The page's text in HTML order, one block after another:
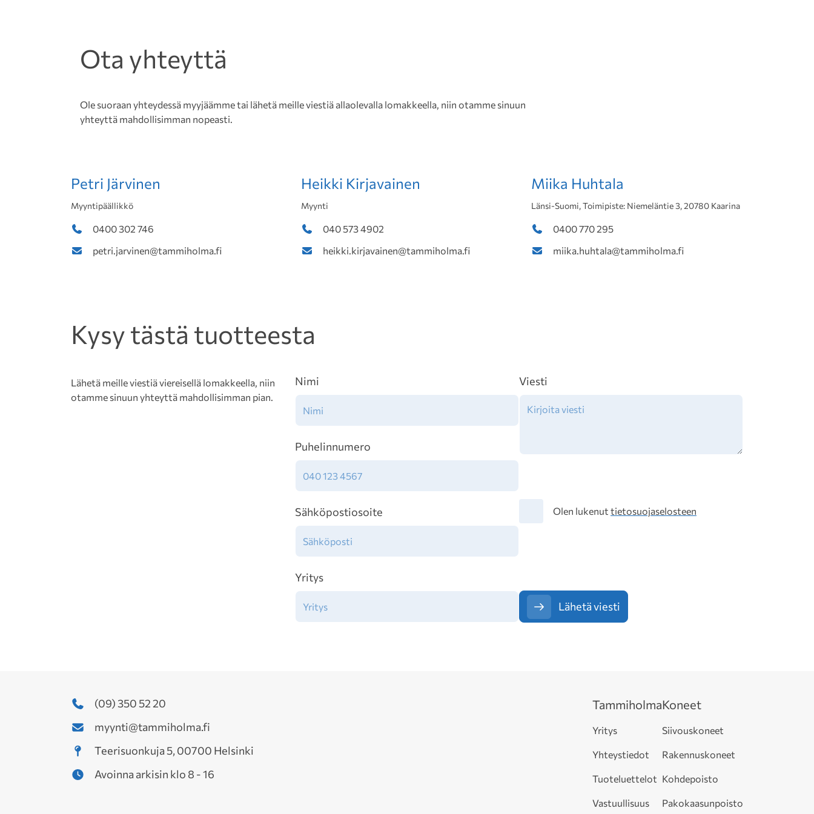
Ota yhteyttä
Ole suoraan yhteydessä myyjäämme tai lähetä meille viestiä allaolevalla lomakkeella, niin otamme sinuun
yhteyttä mahdollisimman nopeasti.
Petri Järvinen
Myyntipäällikkö
0400 302 746
petri.jarvinen@tammiholma.fi
Heikki Kirjavainen
Myynti
040 573 4902
heikki.kirjavainen@tammiholma.fi
Miika Huhtala
Länsi-Suomi, Toimipiste: Niemeläntie 3, 20780 Kaarina
0400 770 295
miika.huhtala@tammiholma.fi
Kysy tästä tuotteesta
Lähetä meille viestiä viereisellä lomakkeella, niin
otamme sinuun yhteyttä mahdollisimman pian.
Nimi
Puhelinnumero
Sähköpostiosoite
Yritys
Viesti
TietosuojaOlen lukenut tietosuojaselosteen
Lähetä viesti
(09) 350 52 20
myynti@tammiholma.fi
Teerisuonkuja 5, 00700 Helsinki
Avoinna arkisin klo 8 - 16
Tammiholma
Yritys
Yhteystiedot
Tuoteluettelot
Vastuullisuus
Koneet
Siivouskoneet
Rakennuskoneet
Kohdepoisto
Pakokaasunpoisto